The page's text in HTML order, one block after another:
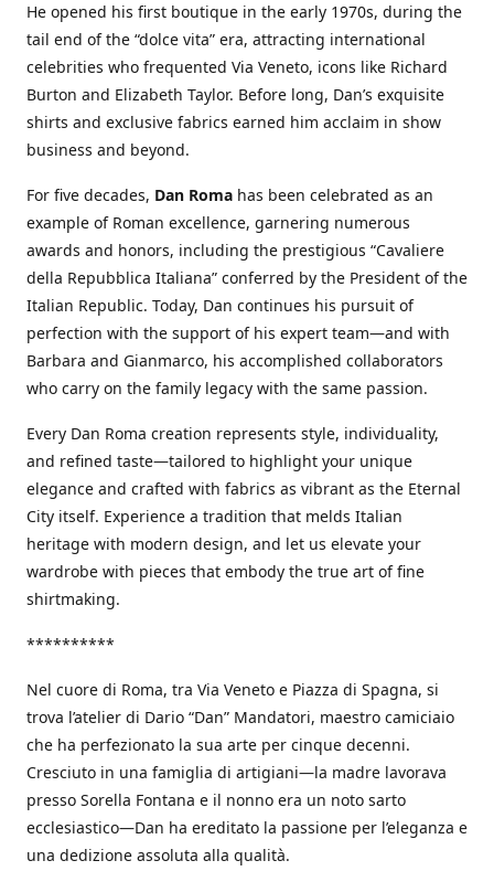
He opened his first boutique in the early 1970s, during the
tail end of the “dolce vita” era, attracting international
celebrities who frequented Via Veneto, icons like Richard
Burton and Elizabeth Taylor. Before long, Dan’s exquisite
shirts and exclusive fabrics earned him acclaim in show
business and beyond.
For five decades, Dan Roma has been celebrated as an
example of Roman excellence, garnering numerous
awards and honors, including the prestigious “Cavaliere
della Repubblica Italiana” conferred by the President of the
Italian Republic. Today, Dan continues his pursuit of
perfection with the support of his expert team—and with
Barbara and Gianmarco, his accomplished collaborators
who carry on the family legacy with the same passion.
Every Dan Roma creation represents style, individuality,
and refined taste—tailored to highlight your unique
elegance and crafted with fabrics as vibrant as the Eternal
City itself. Experience a tradition that melds Italian
heritage with modern design, and let us elevate your
wardrobe with pieces that embody the true art of fine
shirtmaking.
**********
Nel cuore di Roma, tra Via Veneto e Piazza di Spagna, si
trova l’atelier di Dario “Dan” Mandatori, maestro camiciaio
che ha perfezionato la sua arte per cinque decenni.
Cresciuto in una famiglia di artigiani—la madre lavorava
presso Sorella Fontana e il nonno era un noto sarto
ecclesiastico—Dan ha ereditato la passione per l’eleganza e
una dedizione assoluta alla qualità.